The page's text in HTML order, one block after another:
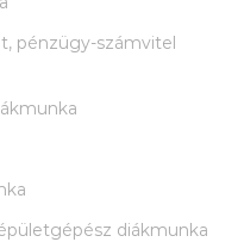
pénzügy-számvitel
diákmunka